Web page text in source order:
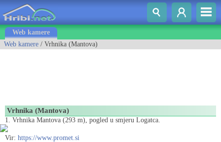
Web kamere
Web kamere / Vrhnika (Mantova)
Vrhnika (Mantova)
1. Vrhnika Mantova (293 m), pogled u smjeru Logatca.
Vir: https://www.promet.si